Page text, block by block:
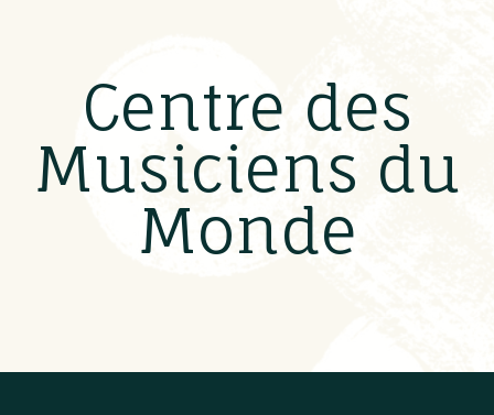
Centre des
Musiciens du
Monde